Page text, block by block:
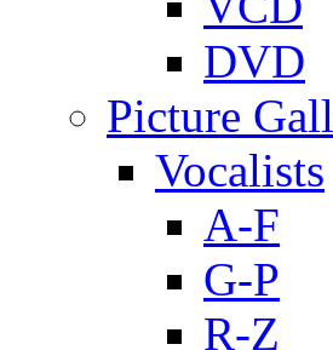
DVD
Picture
Vocalists
A-F
G-P
R-Z